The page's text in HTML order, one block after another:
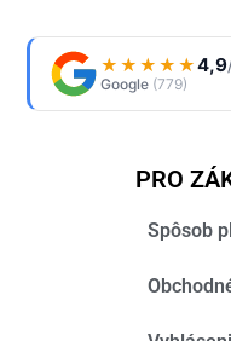
★★★★★4,9
Google (779)
PRO
Spôsob